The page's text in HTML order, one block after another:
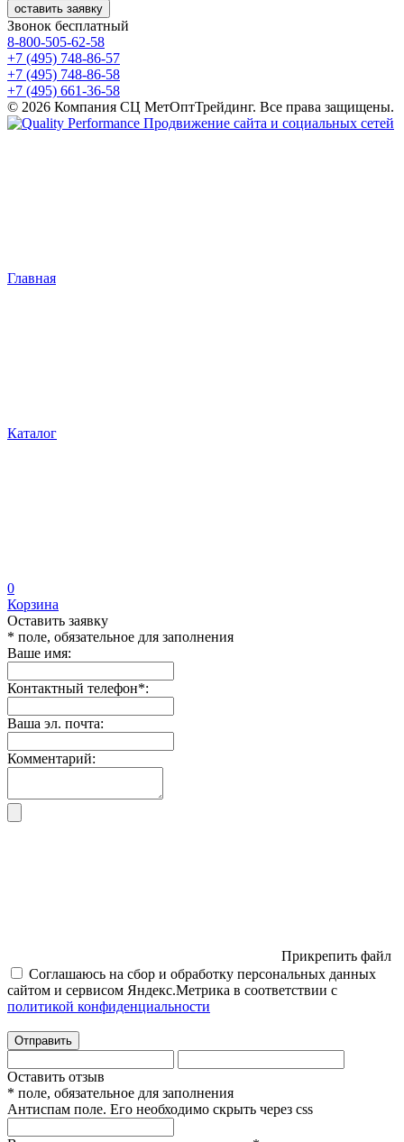
оставить заявку
Звонок бесплатный
8-800-505-62-58
+7 (495) 748-86-57
+7 (495) 748-86-58
+7 (495) 661-36-58
© 2026 Компания СЦ МетОптТрейдинг. Все права защищены.
Продвижение сайта и социальных сетей
Главная
Каталог
0
Корзина
Оставить заявку
* поле, обязательное для заполнения
Ваше имя:
Контактный телефон*:
Ваша эл. почта:
Комментарий:
Прикрепить файл
Соглашаюсь на сбор и обработку персональных данных
сайтом и сервисом Яндекс.Метрика в соответствии с
политикой конфиденциальности
Отправить
Оставить отзыв
* поле, обязательное для заполнения
Антиспам поле. Его необходимо скрыть через css